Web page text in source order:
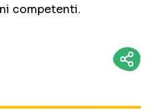
competenti.